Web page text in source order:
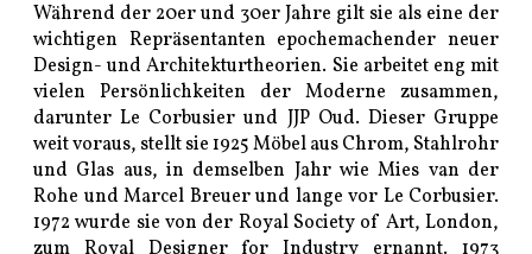
Während der 20er und 30er Jahre gilt sie als eine der
wichtigen Repräsentanten epochemachender neuer
Design- und Architekturtheorien. Sie arbeitet eng mit
vielen Persönlichkeiten der Moderne zusammen,
darunter Le Corbusier und JJP Oud. Dieser Gruppe
weit voraus, stellt sie 1925 Möbel aus Chrom, Stahlrohr
und Glas aus, in demselben Jahr wie Mies van der
Rohe und Marcel Breuer und lange vor Le Corbusier.
1972 wurde sie von der Royal Society of Art, London,